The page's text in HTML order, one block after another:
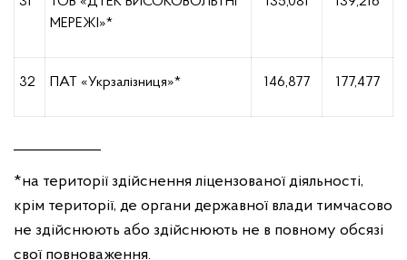
МЕРЕЖІ»*
32 ПАТ «Укрзалізниця»* 146,877 177,477
*на території здійснення ліцензованої діяльності,
крім території, де органи державної влади тимчасово
не здійснюють або здійснюють не в повному обсязі
свої повноваження.